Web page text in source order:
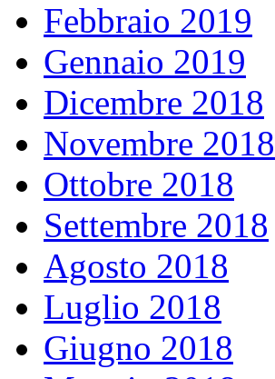
Febbraio 2019
Gennaio 2019
Dicembre 2018
Novembre 2018
Ottobre 2018
Settembre 2018
Agosto 2018
Luglio 2018
Giugno 2018